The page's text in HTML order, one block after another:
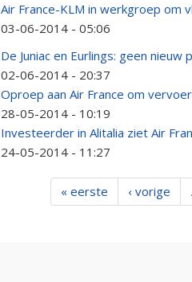
Air France-KLM in werkgroep om
03-06-2014 - 05:06
De Juniac en Eurlings: geen
02-06-2014 - 20:37
Oproep aan Air France om
28-05-2014 - 10:19
Investeerder in Alitalia ziet Air
24-05-2014 - 11:27
« eerste ‹ vorige